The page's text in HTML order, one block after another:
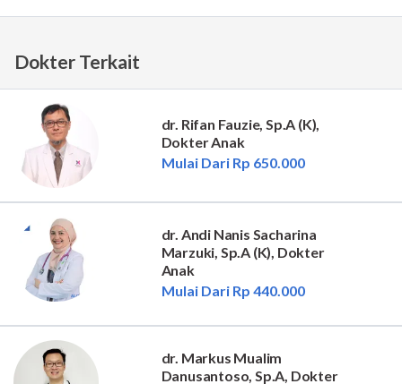
Dokter Terkait